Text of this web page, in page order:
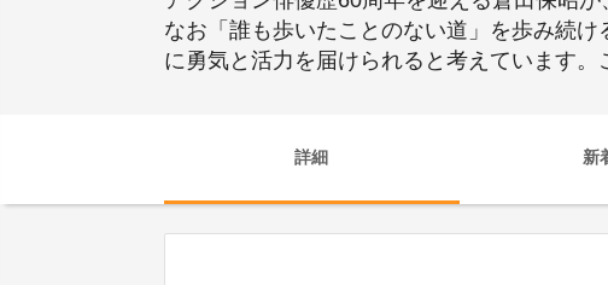
なお「誰も歩いたことのない道」を歩み続
に勇気と活力を届けられると考えています
詳細 新